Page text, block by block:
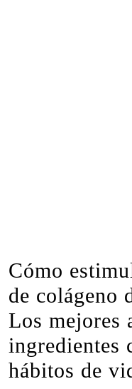
Cómo
de colágeno
Los mejores
ingredientes
hábitos de